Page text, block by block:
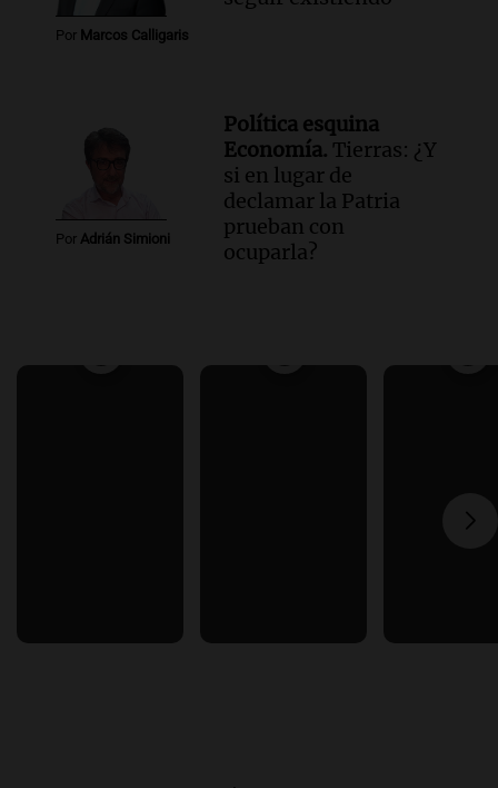
Por Marcos Calligaris
Por Adrián Simioni
Política esquina
Economía. Tierras: ¿Y
si en lugar de
declamar la Patria
prueban con
ocuparla?